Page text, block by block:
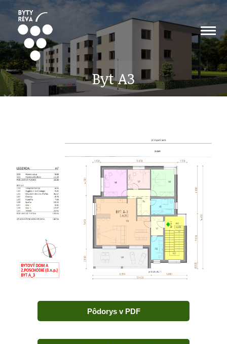
Byt A3
Pôdorys v PDF